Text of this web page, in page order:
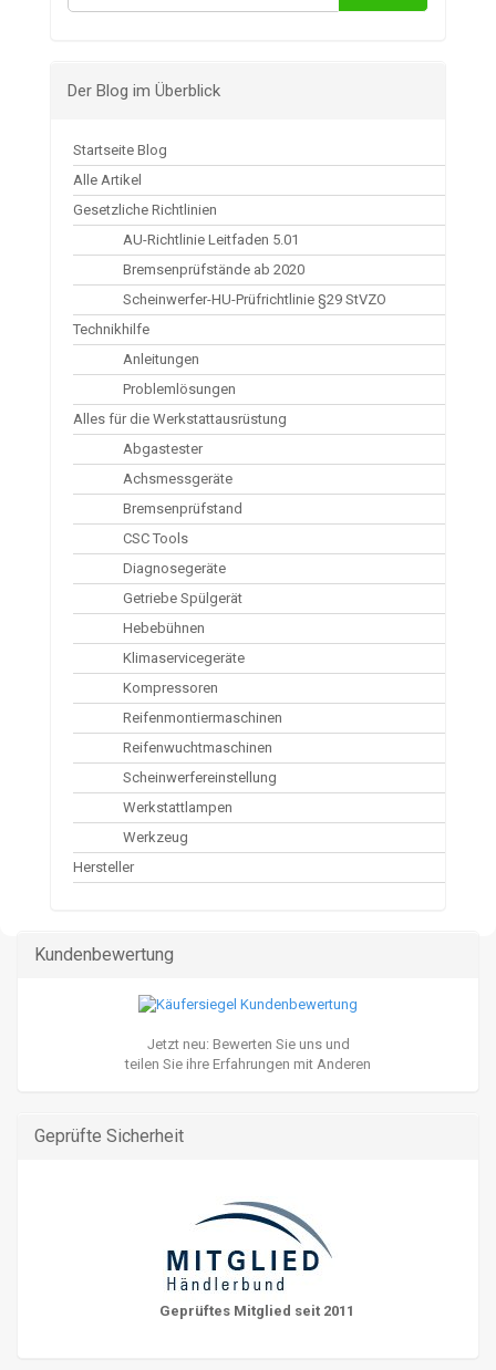
Der Blog im Überblick
Startseite Blog
Alle Artikel
Gesetzliche Richtlinien
AU-Richtlinie Leitfaden 5.01
Bremsenprüfstände ab 2020
Scheinwerfer-HU-Prüfrichtlinie §29 StVZO
Technikhilfe
Anleitungen
Problemlösungen
Alles für die Werkstattausrüstung
Abgastester
Achsmessgeräte
Bremsenprüfstand
CSC Tools
Diagnosegeräte
Getriebe Spülgerät
Hebebühnen
Klimaservicegeräte
Kompressoren
Reifenmontiermaschinen
Reifenwuchtmaschinen
Scheinwerfereinstellung
Werkstattlampen
Werkzeug
Hersteller
Kundenbewertung
Jetzt neu: Bewerten Sie uns und
teilen Sie ihre Erfahrungen mit Anderen
Geprüfte Sicherheit
Geprüftes Mitglied seit 2011